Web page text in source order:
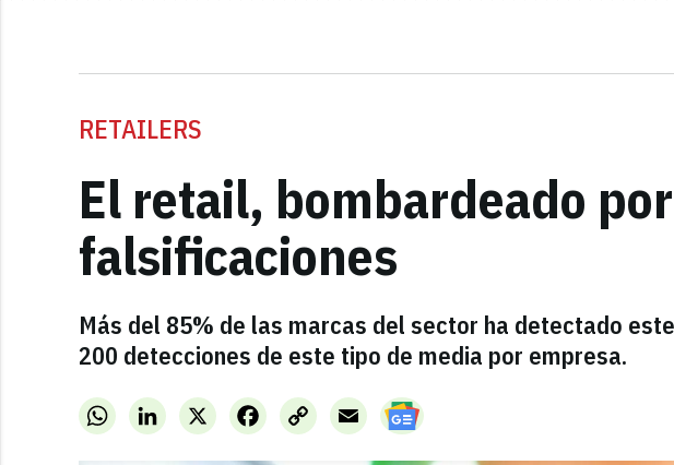
RETAILERS
El retail, bombardeado
falsificaciones
Más del 85% de las marcas del sector ha detectado
200 detecciones de este tipo de media por empresa.
WhatsAppLinkedInX FacebookCopy
Link
Email